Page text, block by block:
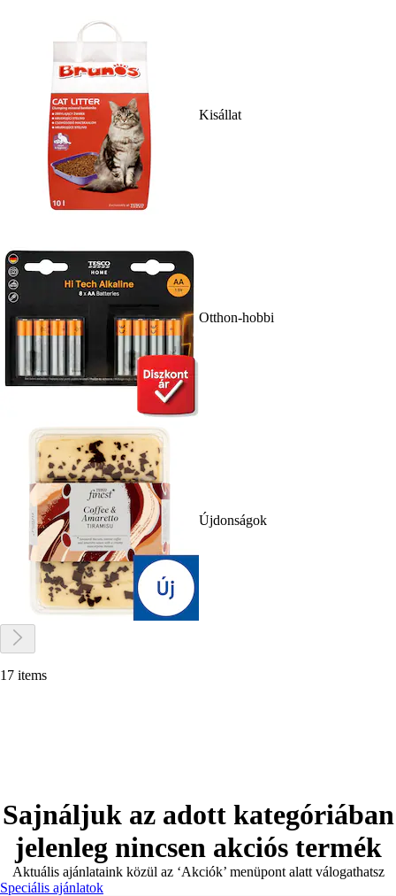
Kisállat
Otthon-hobbi
Újdonságok
17 items
Sajnáljuk az adott kategóriában
jelenleg nincsen akciós termék
Aktuális ajánlataink közül az ‘Akciók’ menüpont alatt válogathatsz
Speciális ajánlatok